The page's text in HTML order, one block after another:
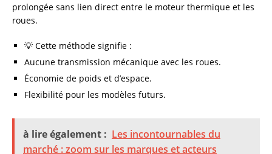
prolongée sans lien direct entre le moteur thermique et les
roues.
💡 Cette méthode signifie :
Aucune transmission mécanique avec les roues.
Économie de poids et d’espace.
Flexibilité pour les modèles futurs.
à lire également : Les incontournables du
marché : zoom sur les marques et acteurs